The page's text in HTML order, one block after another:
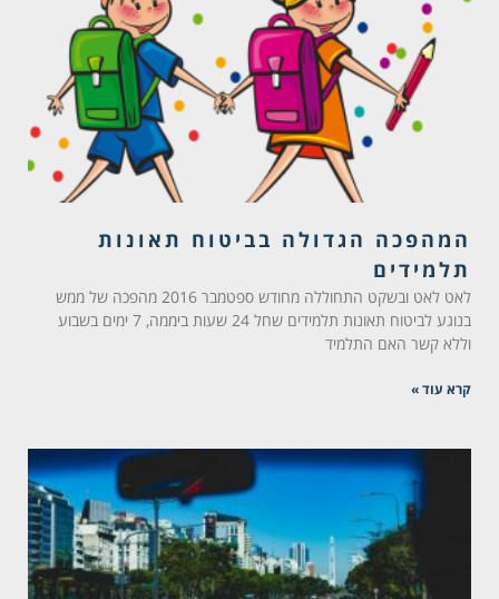
המהפכה הגדולה בביטוח תאונות
תלמידים
לאט לאט ובשקט התחוללה מחודש ספטמבר 2016 מהפכה של ממש
בנוגע לביטוח תאונות תלמידים שחל 24 שעות ביממה, 7 ימים בשבוע
וללא קשר האם התלמיד
קרא עוד »